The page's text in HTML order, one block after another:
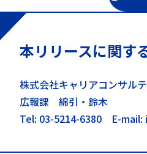
本リリースに関す
株式会社キャリアコンサル
広報課 綿引・鈴木
Tel: 03-5214-6380 E-mail: